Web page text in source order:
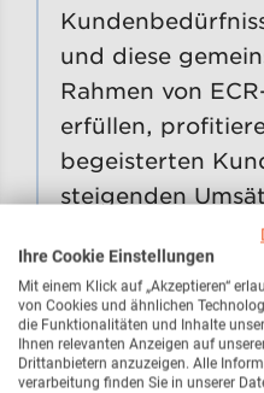
und diese
Rahmen von
erfüllen,
begeisterten
steigenden
reduzierten
niedrigeren
ECR-
Ihre Cookie Einstellungen
Mit einem Klick auf „Akzeptieren“
von Cookies und ähnlichen
die Funktionalitäten und Inhalte
Ihnen relevanten Anzeigen auf
Drittanbietern anzuzeigen. Alle
verarbeitung finden Sie in unserer